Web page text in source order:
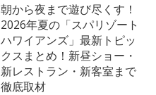
朝から夜まで遊び尽くす！
2026年夏の「スパリゾート
ハワイアンズ」最新トピッ
クスまとめ！新昼ショー・
新レストラン・新客室まで
徹底取材